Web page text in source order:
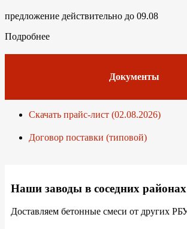
предложение действительно до 09.08
Подробнее
Документы
Скачать прайс-лист (02.08.2026)
Договор поставки (типовой)
Наши заводы в соседних районах
Доставляем бетонные смеси от других